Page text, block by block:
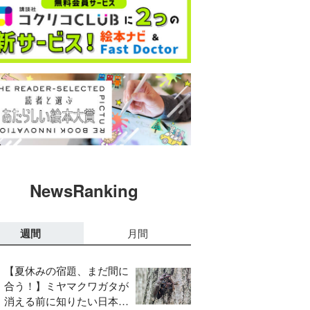
NewsRanking
週間 月間
【夏休みの宿題、まだ間に
合う！】ミヤマクワガタが
消える前に知りたい日本の